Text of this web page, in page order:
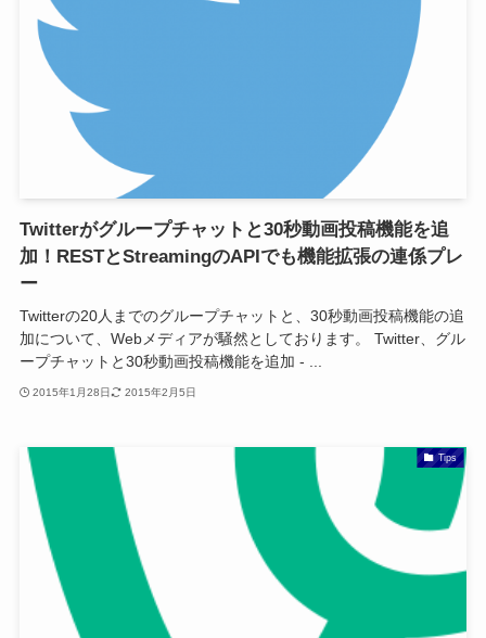
Twitterがグループチャットと30秒動画投稿機能を追
加！RESTとStreamingのAPIでも機能拡張の連係プレ
ー
Twitterの20人までのグループチャットと、30秒動画投稿機能の追
加について、Webメディアが騒然としております。 Twitter、グル
ープチャットと30秒動画投稿機能を追加 - ...
2015年1月28日 2015年2月5日
Tips